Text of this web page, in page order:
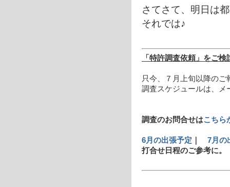
さてさて、明日は
それでは♪
「特許調査依頼」をご
只今、７月上旬以降の
調査スケジュールは、メ
調査のお問合せはこちら
6月の出張予定
7月の
打合せ日程のご参考に。